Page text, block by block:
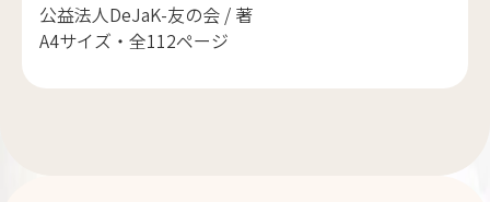
公益法人DeJaK-友の会 / 著
A4サイズ・全112ページ